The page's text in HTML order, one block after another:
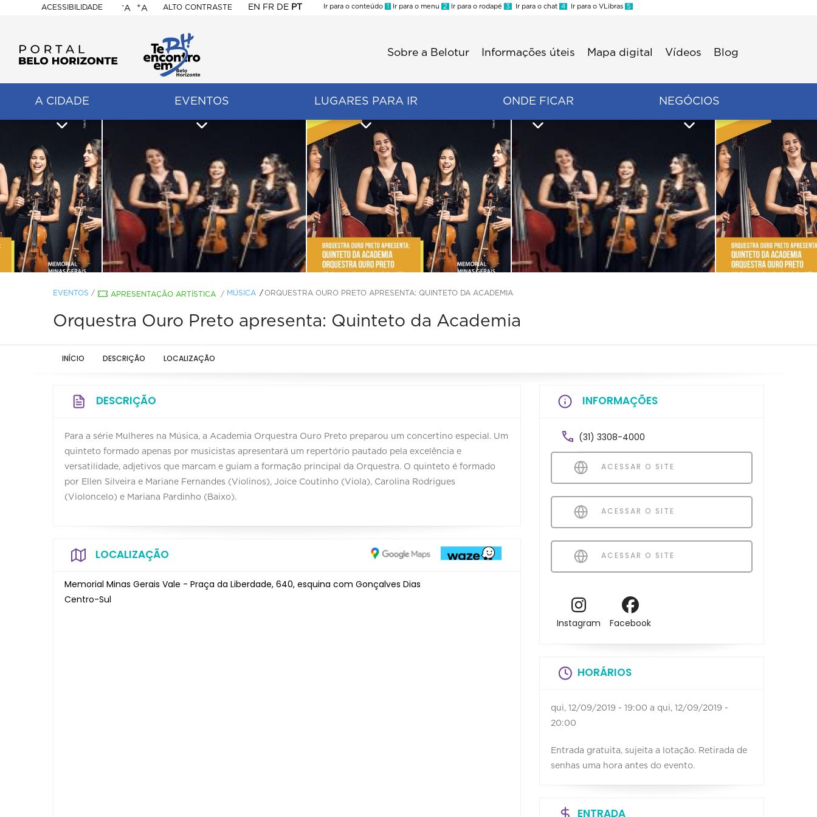
ACESSIBILIDADE
BELO
HORIZONTE
-A +A ALTO CONTRASTE EN FR DE PT
Ir para o conteúdo 1 Ir para o menu 2 Ir para o rodapé 3 Ir para o chat 4 Ir para o VLibras 5
Sobre a Belotur Informações úteis Mapa digital Vídeos Blog
A CIDADE EVENTOS LUGARES PARA IR ONDE FICAR NEGÓCIOS
EVENTOS / APRESENTAÇÃO ARTÍSTICA / MÚSICA ORQUESTRA OURO PRETO APRESENTA: QUINTETO DA ACADEMIA
Orquestra Ouro Preto apresenta: Quinteto da Academia
INÍCIO DESCRIÇÃO LOCALIZAÇÃO
DESCRIÇÃO
Para a série Mulheres na Música, a Academia Orquestra Ouro Preto preparou um concertino especial. Um
quinteto formado apenas por musicistas apresentará um repertório pautado pela excelência e
versatilidade, adjetivos que marcam e guiam a formação principal da Orquestra. O quinteto é formado
por Ellen Silveira e Mariane Fernandes (Violinos), Joice Coutinho (Viola), Carolina Rodrigues
(Violoncelo) e Mariana Pardinho (Baixo).
LOCALIZAÇÃO
Memorial Minas Gerais Vale - Praça da Liberdade, 640, esquina com Gonçalves Dias
Centro-Sul
INFORMAÇÕES
(31) 3308-4000
ACESSAR O SITE
ACESSAR O SITE
ACESSAR O SITE
Instagram Facebook
HORÁRIOS
qui, 12/09/2019 - 19:00 a qui, 12/09/2019 -
20:00
Entrada gratuita, sujeita a lotação. Retirada de
senhas uma hora antes do evento.
ENTRADA